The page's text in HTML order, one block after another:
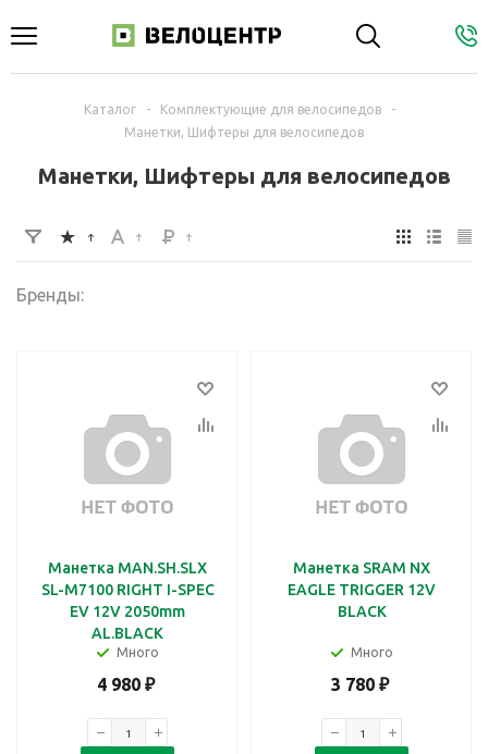
Каталог - Комплектующие для велосипедов
-
Манетки, Шифтеры для велосипедов
Манетки, Шифтеры для велосипедов
Бренды:
Манетка MAN.SH.SLX
SL-M7100 RIGHT I-SPEC
EV 12V 2050mm
AL.BLACK
Много
4 980₽
Манетка SRAM NX
EAGLE TRIGGER 12V
BLACK
Много
3 780₽